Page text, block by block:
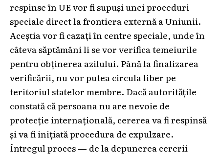
respinse în UE vor fi supuși unei proceduri
speciale direct la frontiera externă a Uniunii.
Aceștia vor fi cazați în centre speciale, unde în
câteva săptămâni li se vor verifica temeiurile
pentru obținerea azilului. Până la finalizarea
verificării, nu vor putea circula liber pe
teritoriul statelor membre. Dacă autoritățile
constată că persoana nu are nevoie de
protecție internațională, cererea va fi respinsă
și va fi inițiată procedura de expulzare.
Întregul proces — de la depunerea cererii